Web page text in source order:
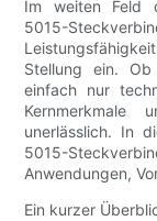
Im weiten Feld
5015-
Stellung ein. Ob
einfach nur
Kernmerkmale
unerlässlich. In
5015-
Anwendungen,
Ein kurzer